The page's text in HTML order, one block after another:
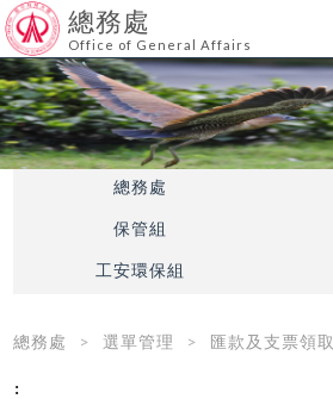
總務處
Office of General Affairs
總務處
保管組
工安環保組
總務處 選單管理 匯款及支票領取